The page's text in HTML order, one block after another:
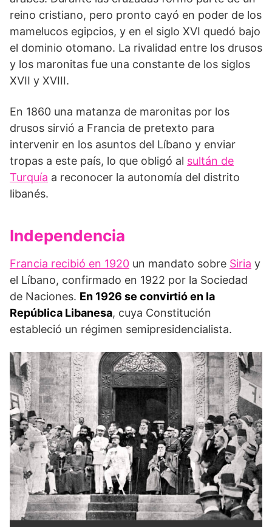
reino cristiano, pero pronto cayó en poder de los
mamelucos egipcios, y en el siglo XVI quedó bajo
el dominio otomano. La rivalidad entre los drusos
y los maronitas fue una constante de los siglos
XVII y XVIII.
En 1860 una matanza de maronitas por los
drusos sirvió a Francia de pretexto para
intervenir en los asuntos del Líbano y enviar
tropas a este país, lo que obligó al sultán de
Turquía a reconocer la autonomía del distrito
libanés.
Independencia
Francia recibió en 1920 un mandato sobre Siria y
el Líbano, confirmado en 1922 por la Sociedad
de Naciones. En 1926 se convirtió en la
República Libanesa, cuya Constitución
estableció un régimen semipresidencialista.